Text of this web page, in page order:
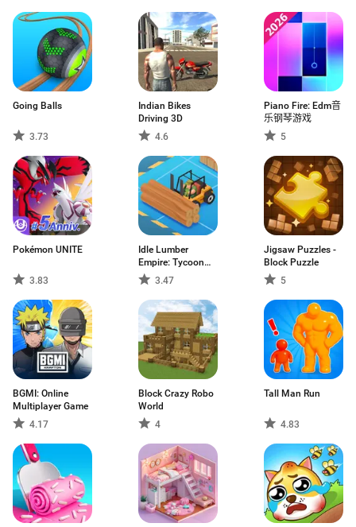
Going Balls
3.73
Indian Bikes
Driving 3D
4.6
Piano Fire: Edm音
乐钢琴游戏
5
Pokémon UNITE
3.83
Idle Lumber
Empire: Tycoon
Inc 3.47
Jigsaw Puzzles -
Block Puzzle
5
BGMI: Online
Multiplayer Game
4.17
Block Crazy Robo
World
4
Tall Man Run
4.83